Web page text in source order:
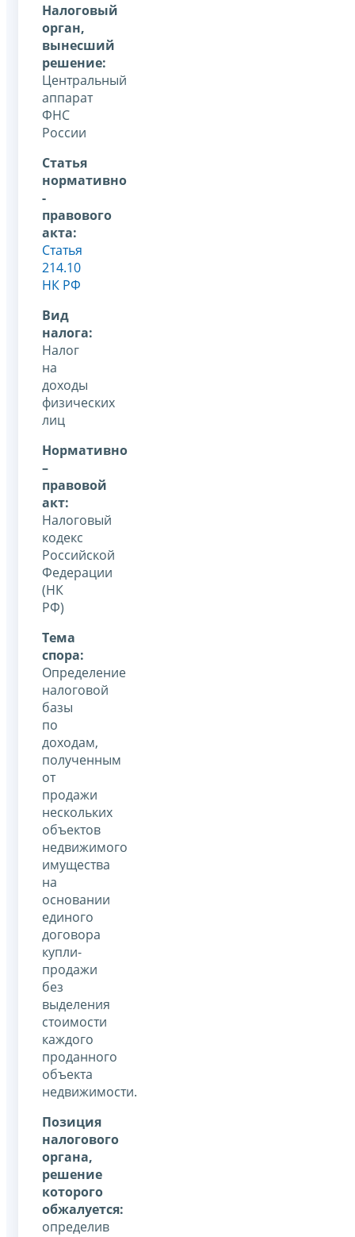
Налоговый
орган,
вынесший
решение:
Центральный
аппарат
ФНС
России
Статья
нормативно
-
правового
акта:
Статья
214.10
НК РФ
Вид
налога:
Налог
на
доходы
физических
лиц
Нормативно
–
правовой
акт:
Налоговый
кодекс
Российской
Федерации
(НК
РФ)
Тема
спора:
Определение
налоговой
базы
по
доходам,
полученным
от
продажи
нескольких
объектов
недвижимого
имущества
на
основании
единого
договора
купли-
продажи
без
выделения
стоимости
каждого
проданного
объекта
недвижимости.
Позиция
налогового
органа,
решение
которого
обжалуется:
определив